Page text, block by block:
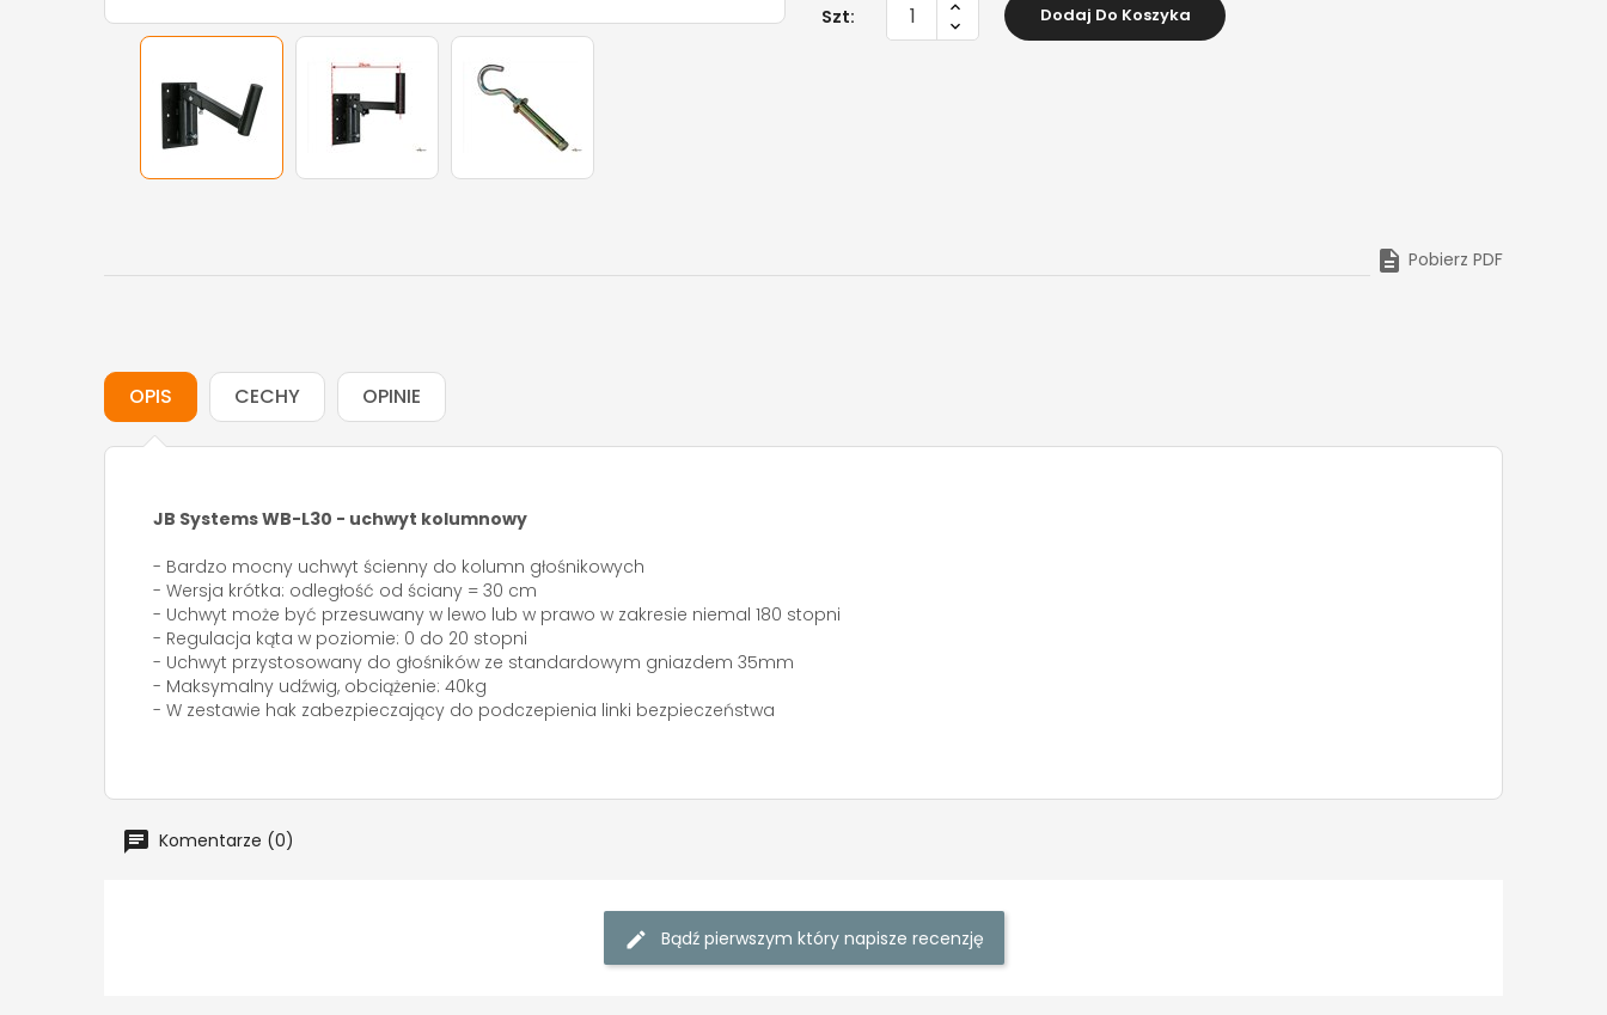
Szt: Dodaj Do Koszyka
 Pobierz PDF
OPIS CECHY OPINIE
JB Systems WB-L30 - uchwyt kolumnowy
- Bardzo mocny uchwyt ścienny do kolumn głośnikowych
- Wersja krótka: odległość od ściany = 30 cm
- Uchwyt może być przesuwany w lewo lub w prawo w zakresie niemal 180 stopni
- Regulacja kąta w poziomie: 0 do 20 stopni
- Uchwyt przystosowany do głośników ze standardowym gniazdem 35mm
- Maksymalny udźwig, obciążenie: 40kg
- W zestawie hak zabezpieczający do podczepienia linki bezpieczeństwa
Komentarze (0)
Bądź pierwszym który napisze recenzję